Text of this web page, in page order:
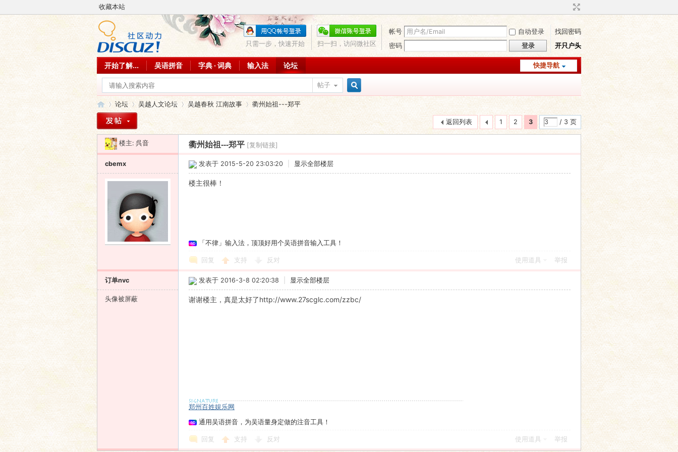
收藏本站
帐号 自动登录
找回密码
密码
登录 开只户头
扫一扫，访问微社区
只需一步，快速开始
快捷导航
开始了解... 吴语拼音 字典 · 词典 输入法 论坛
帖子
会
»
论坛
›
吴越人文论坛 吴越春秋 江南故事
›
衢州始祖---郑平
1 2 3 / 3 页
返回列表
楼主: 呉音 衢州始祖---郑平 [复制链接]
cbemx 发表于 2015-5-20 23:03:20 显示全部楼层
楼主很棒！
「不律」输入法，顶顶好用个吴语拼音输入工具！
回复 支持 反对 使用道具 举报
订单nvc
头像被屏蔽
发表于 2016-3-8 02:20:38 显示全部楼层
谢谢楼主，真是太好了http://www.27scglc.com/zzbc/
郑州百姓娱乐网
通用吴语拼音，为吴语量身定做的注音工具！
回复 支持 反对 使用道具 举报